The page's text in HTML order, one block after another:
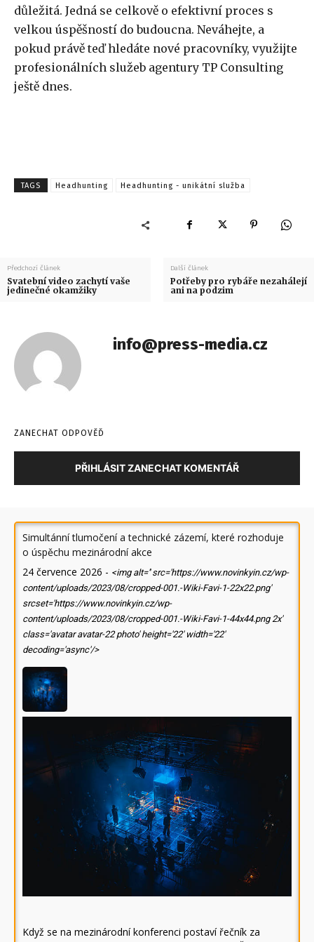
důležitá. Jedná se celkově o efektivní proces s
velkou úspěšností do budoucna. Neváhejte, a
pokud právě teď hledáte nové pracovníky, využijte
profesionálních služeb agentury TP Consulting
ještě dnes.
TAGS Headhunting Headhunting - unikátní služba
Předchozí článek
Svatební video zachytí vaše
jedinečné okamžiky
Další článek
Potřeby pro rybáře nezahálejí
ani na podzim
info@press-media.cz
ZANECHAT ODPOVĚĎ
PŘIHLÁSIT ZANECHAT KOMENTÁŘ
Simultánní tlumočení a technické zázemí, které rozhoduje
o úspěchu mezinárodní akce
24 července 2026 - <img alt='' src='https://www.novinkyin.cz/wp-
content/uploads/2023/08/cropped-001.-Wiki-Favi-1-22x22.png'
srcset='https://www.novinkyin.cz/wp-
content/uploads/2023/08/cropped-001.-Wiki-Favi-1-44x44.png 2x'
class='avatar avatar-22 photo' height='22' width='22'
decoding='async'/>
Když se na mezinárodní konferenci postaví řečník za